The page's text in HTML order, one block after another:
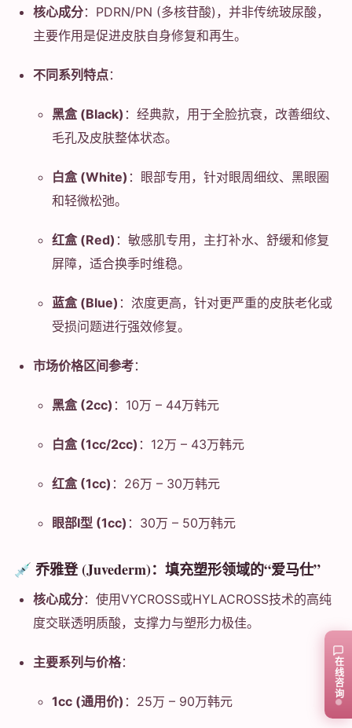
核心成分：PDRN/PN (多核苷酸)，并非传统玻尿酸，
主要作用是促进皮肤自身修复和再生。
不同系列特点：
黑盒 (Black) ：经典款，用于全脸抗衰，改善细纹、
毛孔及皮肤整体状态。
白盒 (White) ：眼部专用，针对眼周细纹、黑眼圈
和轻微松弛。
红盒 (Red) ：敏感肌专用，主打补水、舒缓和修复
屏障，适合换季时维稳。
蓝盒 (Blue) ：浓度更高，针对更严重的皮肤老化或
受损问题进行强效修复。
市场价格区间参考：
黑盒 (2cc) ：10万 – 44万韩元
白盒 (1cc/2cc) ：12万 – 43万韩元
红盒 (1cc) ：26万 – 30万韩元
眼部I型 (1cc) ：30万 – 50万韩元
💉 乔雅登 (Juvederm)：填充塑形领域的“爱马仕”
核心成分：使用VYCROSS或HYLACROSS技术的高纯
度交联透明质酸，支撑力与塑形力极佳。
主要系列与价格：
1cc (通用价) ：25万 – 90万韩元
在线咨询